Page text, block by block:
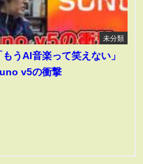
未分類
もうAI音楽って笑えない」
v5の衝撃